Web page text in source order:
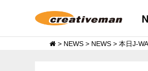
> NEWS > NEWS > 本日J-